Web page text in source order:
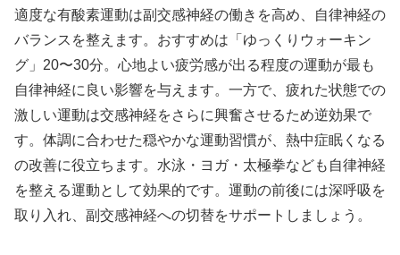
適度な有酸素運動は副交感神経の働きを高め、自律神経の
バランスを整えます。おすすめは「ゆっくりウォーキン
グ」20〜30分。心地よい疲労感が出る程度の運動が最も
自律神経に良い影響を与えます。一方で、疲れた状態での
激しい運動は交感神経をさらに興奮させるため逆効果で
す。体調に合わせた穏やかな運動習慣が、熱中症眠くなる
の改善に役立ちます。水泳・ヨガ・太極拳なども自律神経
を整える運動として効果的です。運動の前後には深呼吸を
取り入れ、副交感神経への切替をサポートしましょう。